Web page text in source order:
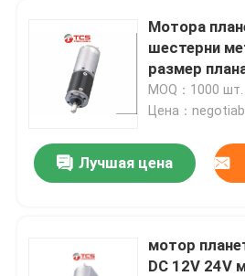
Мотора
шестерни
размер
MOQ：1000 шт.
Цена：
Лучшая цена
мотор
DC 12V 24V